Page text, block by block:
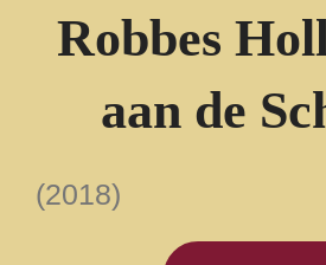
Robbes
aan de
(2018)